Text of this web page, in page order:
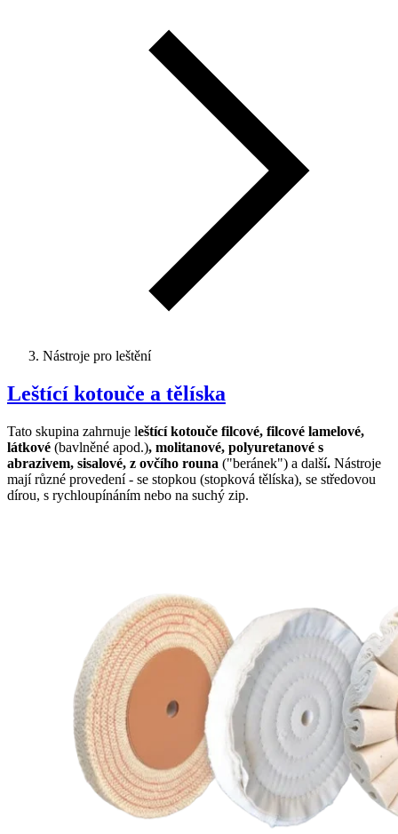
Nástroje pro leštění
Leštící kotouče a tělíska
Tato skupina zahrnuje leštící kotouče filcové, filcové lamelové,
látkové (bavlněné apod.), molitanové, polyuretanové s
abrazivem, sisalové, z ovčího rouna ("beránek") a další. Nástroje
mají různé provedení - se stopkou (stopková tělíska), se středovou
dírou, s rychloupínáním nebo na suchý zip.